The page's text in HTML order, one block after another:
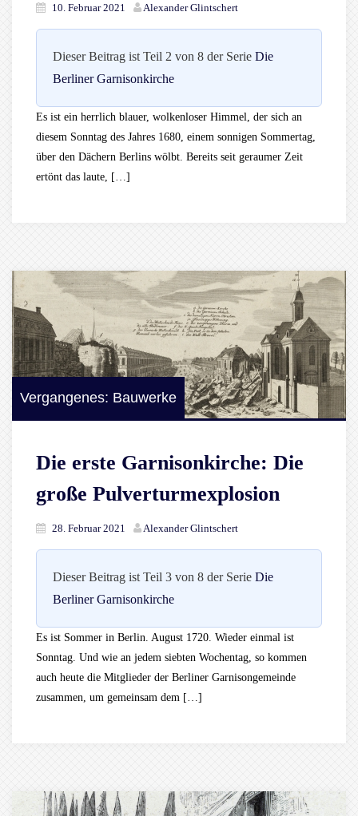
10. Februar 2021 Alexander Glintschert
Dieser Beitrag ist Teil 2 von 8 der Serie Die
Berliner Garnisonkirche
Es ist ein herrlich blauer, wolkenloser Himmel, der sich an
diesem Sonntag des Jahres 1680, einem sonnigen Sommertag,
über den Dächern Berlins wölbt. Bereits seit geraumer Zeit
ertönt das laute, […]
Vergangenes: Bauwerke
Die erste Garnisonkirche: Die
große Pulverturmexplosion
28. Februar 2021 Alexander Glintschert
Dieser Beitrag ist Teil 3 von 8 der Serie Die
Berliner Garnisonkirche
Es ist Sommer in Berlin. August 1720. Wieder einmal ist
Sonntag. Und wie an jedem siebten Wochentag, so kommen
auch heute die Mitglieder der Berliner Garnisongemeinde
zusammen, um gemeinsam dem […]